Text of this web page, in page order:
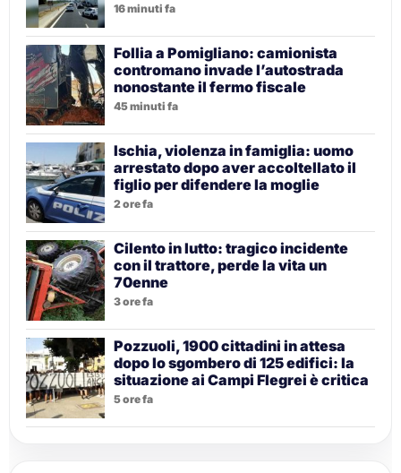
16 minuti fa
Follia a Pomigliano: camionista
contromano invade l’autostrada
nonostante il fermo fiscale
45 minuti fa
Ischia, violenza in famiglia: uomo
arrestato dopo aver accoltellato il
figlio per difendere la moglie
2 ore fa
Cilento in lutto: tragico incidente
con il trattore, perde la vita un
70enne
3 ore fa
Pozzuoli, 1900 cittadini in attesa
dopo lo sgombero di 125 edifici: la
situazione ai Campi Flegrei è critica
5 ore fa